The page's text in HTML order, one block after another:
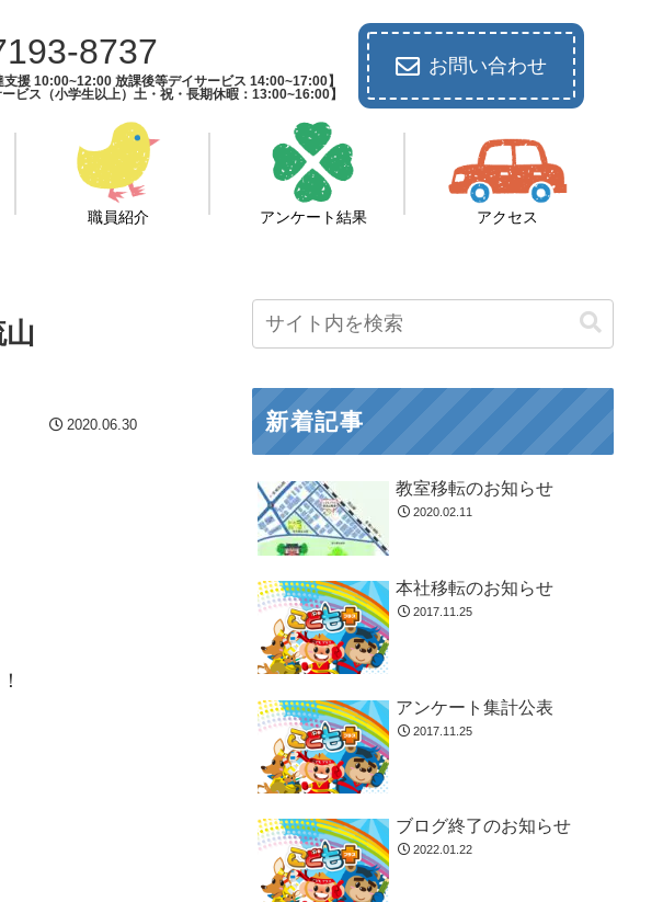
8737
支援 10:00~12:00 放課後等デイサービス 14:00~17:00】
ービス（小学生以上）土・祝・長期休暇：13:00~16:00】
お問い合わせ
職員紹介 アンケート結果 アクセス
2020.06.30 新着記事
教室移転のお知らせ
2020.02.11
本社移転のお知らせ
2017.11.25
アンケート集計公表
2017.11.25
ブログ終了のお知らせ
2022.01.22